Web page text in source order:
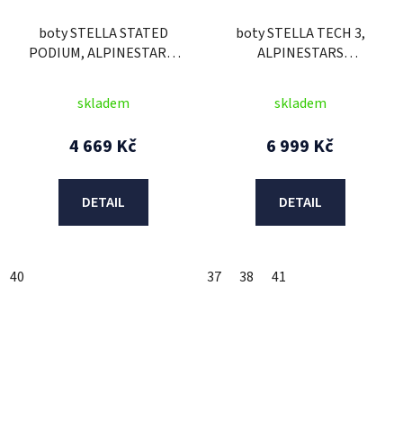
boty STELLA STATED
PODIUM, ALPINESTARS,
skladem
4 669 Kč
DETAIL
40
boty STELLA TECH 3,
ALPINESTARS
skladem
6 999 Kč
DETAIL
37 38 41